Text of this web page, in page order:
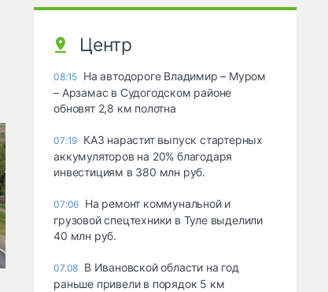
Центр
08:15 На автодороге Владимир – Муром
– Арзамас в Судогодском районе
обновят 2,8 км полотна
07:19 КАЗ нарастит выпуск стартерных
аккумуляторов на 20% благодаря
инвестициям в 380 млн руб.
07:06 На ремонт коммунальной и
грузовой спецтехники в Туле выделили
40 млн руб.
07.08 В Ивановской области на год
раньше привели в порядок 5 км